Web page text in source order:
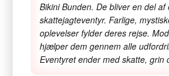
Bikini Bunden. De bliver en del
skattejagteventyr. Farlige,
oplevelser fylder deres rejse.
hjælper dem gennem alle
Eventyret ender med skatte, grin